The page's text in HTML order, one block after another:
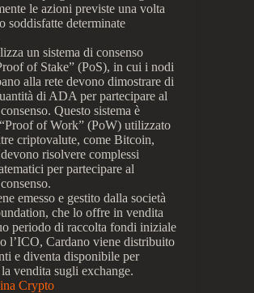
le azioni previste una volta
soddisfatte determinate
un sistema di consenso
of Stake” (PoS), in cui i nodi
alla rete devono dimostrare di
di ADA per partecipare al
Questo sistema è
of Work” (PoW) utilizzato
criptovalute, come Bitcoin,
risolvere complessi
per partecipare al
emesso e gestito dalla società
che lo offre in vendita
periodo di raccolta fondi iniziale
l’ICO, Cardano viene distribuito
e diventa disponibile per
vendita sugli exchange.
Crypto